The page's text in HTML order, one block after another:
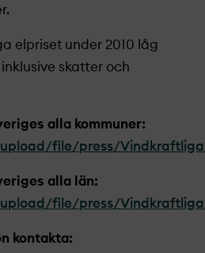
elpriset under 2010 låg
inklusive skatter och
alla kommuner:
file/press/
alla län:
file/press/
kontakta: